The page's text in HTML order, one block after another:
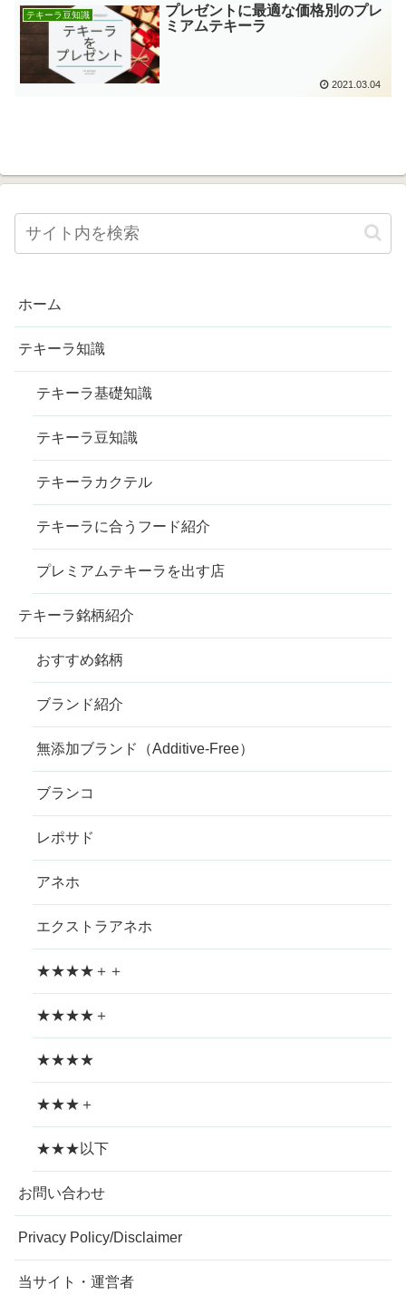
テキーラ豆知識
プレゼントに最適な価格別のプレ
ミアムテキーラ
2021.03.04
ホーム
テキーラ知識
テキーラ基礎知識
テキーラ豆知識
テキーラカクテル
テキーラに合うフード紹介
プレミアムテキーラを出す店
テキーラ銘柄紹介
おすすめ銘柄
ブランド紹介
無添加ブランド（Additive-Free）
ブランコ
レポサド
アネホ
エクストラアネホ
★★★★＋＋
★★★★＋
★★★★
★★★＋
★★★以下
お問い合わせ
Privacy Policy/Disclaimer
当サイト・運営者